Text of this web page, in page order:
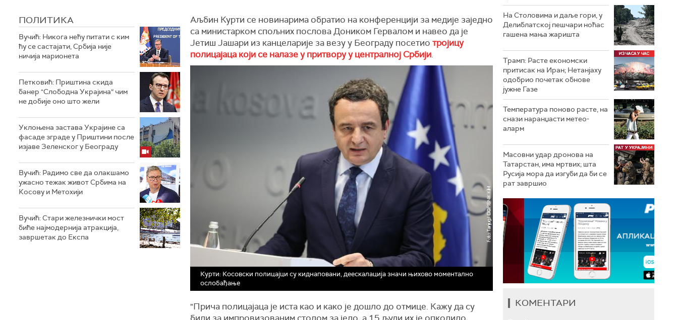
ПОЛИТИКА
Вучић: Никога нећу питати с ким
ћу се састајати, Србија није
ничија марионета
Петковић: Приштина скида
банер "Слободна Украјина“ чим
не добије оно што жели
Уклоњена застава Украјине са
фасаде зграде у Приштини после
изјаве Зеленског у Београду
Вучић: Радимо све да олакшамо
ужасно тежак живот Србима на
Косову и Метохији
Вучић: Стари железнички мост
биће најмодернија атракција,
завршетак до Експа
Аљбин Курти се новинарима обратио на конференцији за медије заједно
са министарком спољних послова Доником Гервалом и навео да је
Јетиш Јашари из канцеларије за везу у Београду посетио тројицу
полицајаца који се налазе у притвору у централној Србији.
Курти: Косовски полицајци су киднаповани, деескалација значи њихово моментално
ослобађање
"Прича полицајаца је иста као и како је дошло до отмице. Кажу да су
На Столовима и даље гори, у
Делиблатској пешчари ноћас
гашена мања жаришта
Трамп: Расте економски
притисак на Иран; Нетанјаху
одобрио почетак обнове
јужне Газе
Температура поново расте, на
снази наранџасти метео-
аларм
Масовни удар дронова на
Татарстан, има мртвих; шта
Русија мора да изгуби да би се
рат завршио
КОМЕНТАРИ